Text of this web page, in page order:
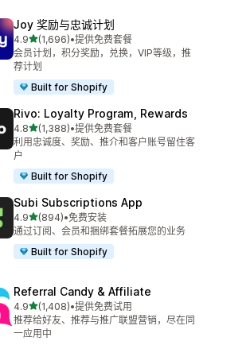
Joy 奖励与忠诚计划
4.9星（满分 5 星）
(1,696)
总共 1696 条评论
•提供免费套餐
会员计划，积分奖励，兑换，VIP等级，推
荐计划
Built for Shopify
Rivo: Loyalty Program, Rewards
4.8星（满分 5 星）
(1,388)
总共 1388 条评论
•提供免费套餐
利用忠诚度、奖励、推介和客户账号留住客
户
Built for Shopify
Subi Subscriptions App
4.9星（满分 5 星）
(894)
总共 894 条评论
•免费安装
通过订阅、会员和捆绑套餐拓展您的业务
Built for Shopify
Referral Candy & Affiliate
4.9星（满分 5 星）
(1,408)
总共 1408 条评论
•提供免费试用
推荐给好友、推荐与推广联盟营销，尽在同
一应用中